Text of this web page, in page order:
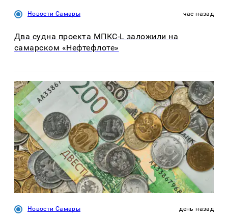
Новости Самары час назад
Два судна проекта МПКС-L заложили на
самарском «Нефтефлоте»
Новости Самары день назад